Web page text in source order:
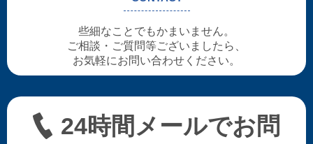
些細なことでもかまいません。
ご相談・ご質問等ございましたら、
お気軽にお問い合わせください。
24時間メールでお問